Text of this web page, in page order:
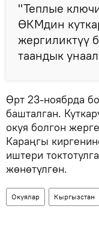
"Теплые
ӨКМдин
жергиликтүү
таандык
Өрт 23-ноябрда
башталган.
окуя болгон
Караңгы
иштери
жөнөтүлгөн.
Окуялар Кыргызстан